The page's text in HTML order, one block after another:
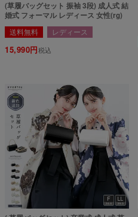
(草履バッグセット 振袖 3段) 成人式 結
婚式 フォーマル レディース 女性(rg)
送料無料 レディース
15,990 税込